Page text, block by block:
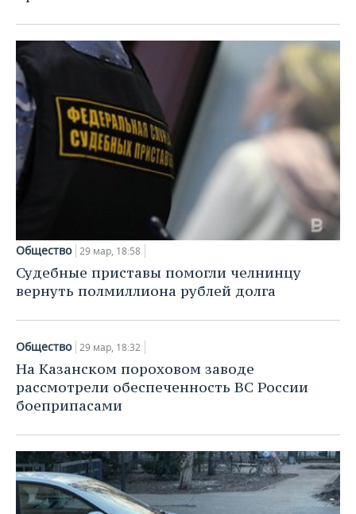
Общество 29 мар, 18:58
Судебные приставы помогли челнинцу
вернуть полмиллиона рублей долга
Общество 29 мар, 18:32
На Казанском пороховом заводе
рассмотрели обеспеченность ВС России
боеприпасами